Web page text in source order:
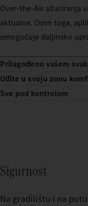
Over-the-Air ažuriranja
aktualne. Osim toga,
omogućuje daljinsko
Prilagođeno vašem
Uđite u svoju zonu
Sve pod kontrolom
Sigurnost
Na gradilištu i na